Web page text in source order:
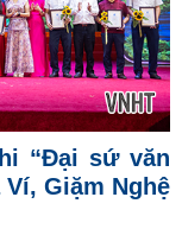
“Đại sứ văn
Giặm Nghệ